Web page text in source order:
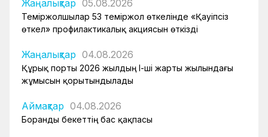
Жаңалықтар 05.08.2026
Теміржолшылар 53 теміржол өткелінде «Қауіпсіз
өткел» профилактикалық акциясын өткізді
Жаңалықтар 04.08.2026
Құрық порты 2026 жылдың І-ші жарты жылындағы
жұмысын қорытындылады
Аймақтар 04.08.2026
Боранды бекеттің бас қақпасы